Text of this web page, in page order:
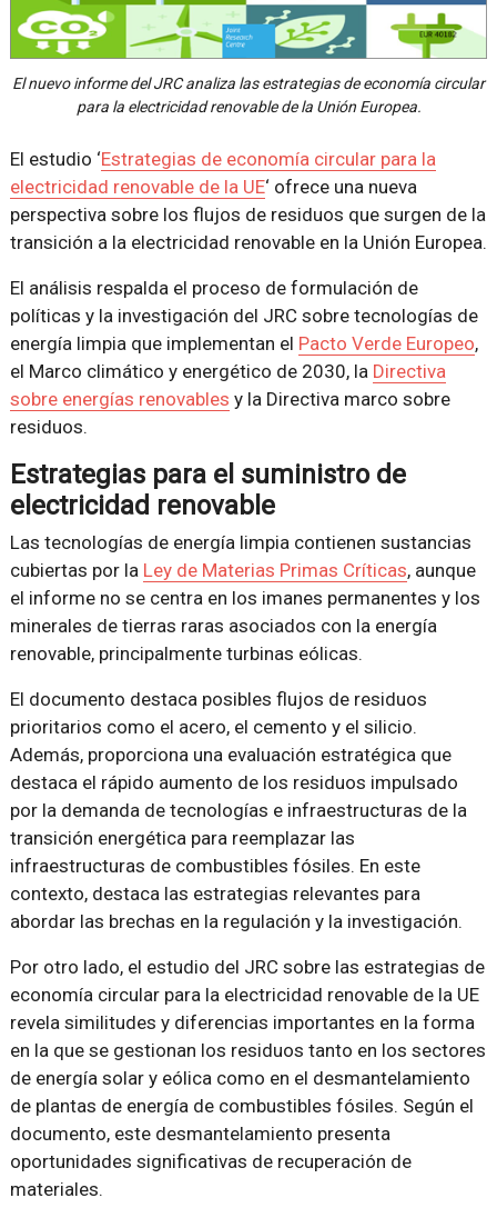
El nuevo informe del JRC analiza las estrategias de economía circular
para la electricidad renovable de la Unión Europea.
El estudio ‘Estrategias de economía circular para la
electricidad renovable de la UE‘ ofrece una nueva
perspectiva sobre los flujos de residuos que surgen de la
transición a la electricidad renovable en la Unión Europea.
El análisis respalda el proceso de formulación de
políticas y la investigación del JRC sobre tecnologías de
energía limpia que implementan el Pacto Verde Europeo,
el Marco climático y energético de 2030, la Directiva
sobre energías renovables y la Directiva marco sobre
residuos.
Estrategias para el suministro de
electricidad renovable
Las tecnologías de energía limpia contienen sustancias
cubiertas por la Ley de Materias Primas Críticas, aunque
el informe no se centra en los imanes permanentes y los
minerales de tierras raras asociados con la energía
renovable, principalmente turbinas eólicas.
El documento destaca posibles flujos de residuos
prioritarios como el acero, el cemento y el silicio.
Además, proporciona una evaluación estratégica que
destaca el rápido aumento de los residuos impulsado
por la demanda de tecnologías e infraestructuras de la
transición energética para reemplazar las
infraestructuras de combustibles fósiles. En este
contexto, destaca las estrategias relevantes para
abordar las brechas en la regulación y la investigación.
Por otro lado, el estudio del JRC sobre las estrategias de
economía circular para la electricidad renovable de la UE
revela similitudes y diferencias importantes en la forma
en la que se gestionan los residuos tanto en los sectores
de energía solar y eólica como en el desmantelamiento
de plantas de energía de combustibles fósiles. Según el
documento, este desmantelamiento presenta
oportunidades significativas de recuperación de
materiales.